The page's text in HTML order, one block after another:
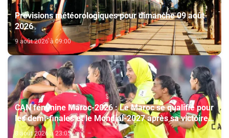
Prévisions météorologiques pour dimanche 09 août
2026
9 août 2026 à 09:00
CAN féminine Maroc-2026 : Le Maroc se qualifie pour
les demi-finales et le Mondial-2027 après sa victoire
face à l’Afrique du Sud (2-1)
8 août 2026 à 23:05